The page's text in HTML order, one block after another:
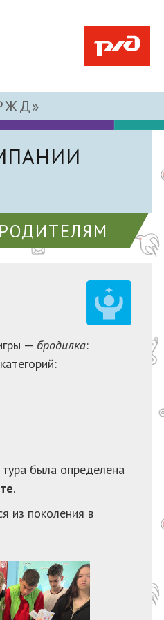
РОДИТЕЛЯМ
— бродилка:
была определена
.
из поколения в